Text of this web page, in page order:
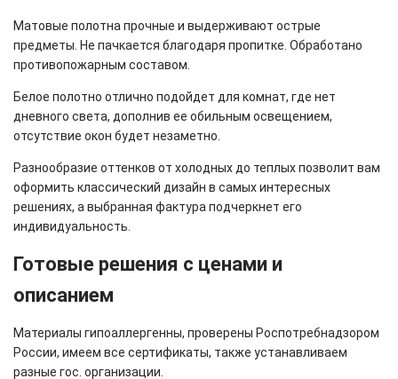
Матовые полотна прочные и выдерживают острые
предметы. Не пачкается благодаря пропитке. Обработано
противопожарным составом.
Белое полотно отлично подойдет для комнат, где нет
дневного света, дополнив ее обильным освещением,
отсутствие окон будет незаметно.
Разнообразие оттенков от холодных до теплых позволит вам
оформить классический дизайн в самых интересных
решениях, а выбранная фактура подчеркнет его
индивидуальность.
Готовые решения с ценами и
описанием
Материалы гипоаллергенны, проверены Роспотребнадзором
России, имеем все сертификаты, также устанавливаем
разные гос. организации.